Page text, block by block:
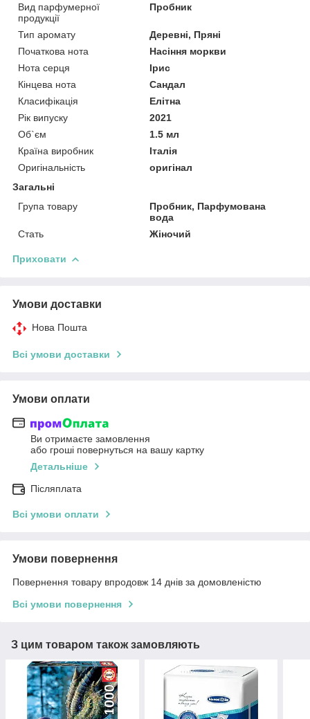
Вид парфумерної
продукції
Пробник
Тип аромату
Деревні, Пряні
Початкова нота
Насіння моркви
Нота серця
Ірис
Кінцева нота
Сандал
Класифікація
Елітна
Рік випуску
2021
Об`єм
1.5 мл
Країна виробник
Італія
Оригінальність
оригінал
Загальні
Група товару
Пробник, Парфумована
вода
Стать
Жіночий
Приховати
Умови доставки
Нова Пошта
Всі умови доставки
Умови оплати
Ви отримаєте замовлення
або гроші повернуться на вашу картку
Детальніше
Післяплата
Всі умови оплати
Умови повернення
Повернення товару впродовж 14 днів за домовленістю
Всі умови повернення
З цим товаром також замовляють